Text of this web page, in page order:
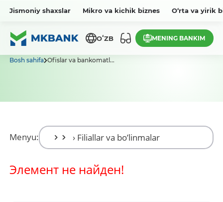
Jismoniy shaxslar Mikro va kichik biznes O‘rta va yirik
OʻZB MENING BANKIM
Bosh sahifa Ofislar va bankomatl...
Menyu:
Элемент не найден!